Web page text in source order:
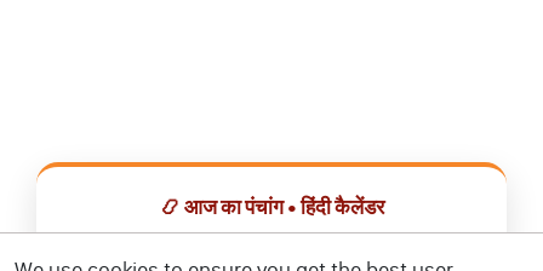
📿 आज का पंचांग • हिंदी कैलेंडर